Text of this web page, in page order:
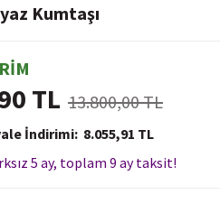
Kumtaşı
TL 13.800,00 TL
İndirimi 8.055,91 TL
5 ay, toplam 9 ay taksit!